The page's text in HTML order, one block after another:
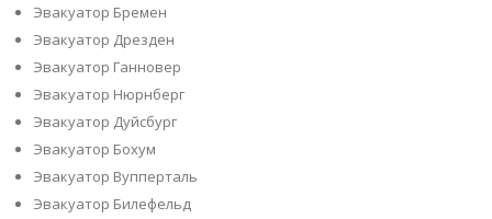
Эвакуатор Бремен
Эвакуатор Дрезден
Эвакуатор Ганновер
Эвакуатор Нюрнберг
Эвакуатор Дуйсбург
Эвакуатор Бохум
Эвакуатор Вупперталь
Эвакуатор Билефельд